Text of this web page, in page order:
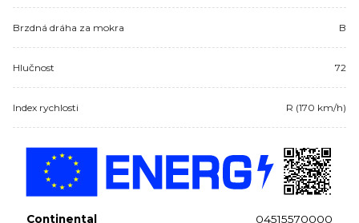
Brzdná dráha za mokra B
Hlučnost 72
Index rychlosti R (170 km/h)
Continental 04515570000